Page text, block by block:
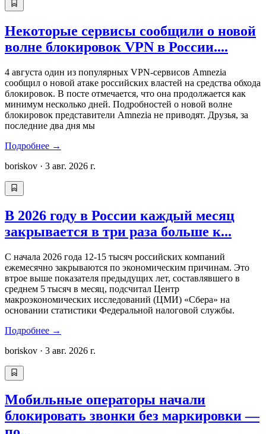
Некоторые сервисы сообщили о новой
волне блокировок VPN в России....
4 августа один из популярных VPN-сервисов Amnezia
сообщил о новой атаке российских властей на средства обхода
блокировок. В посте отмечается, что она продолжается как
минимум несколько дней. Подробностей о новой волне
блокировок представители Amnezia не приводят. Друзья, за
последние два дня мы
Подробнее →
boriskov · 3 авг. 2026 г.
В 2026 году в России каждый месяц
закрывается в три раза больше к...
С начала 2026 года 12-15 тысяч российских компаний
ежемесячно закрываются по экономическим причинам. Это
втрое выше показателя предыдущих лет, составлявшего в
среднем 5 тысяч в месяц, подсчитал Центр
макроэкономических исследований (ЦМИ) «Сбера» на
основании статистики Федеральной налоговой службы.
Подробнее →
boriskov · 3 авг. 2026 г.
Мобильные операторы начали
блокировать звонки без маркировки —